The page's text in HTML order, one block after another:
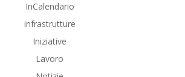
InCalendario
infrastrutture
Iniziative
Lavoro